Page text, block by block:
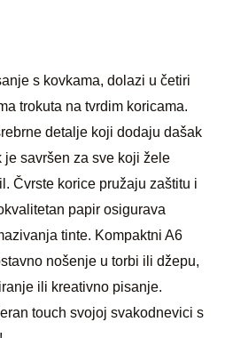
s kovkama, dolazi u četiri
trokuta na tvrdim koricama.
detalje koji dodaju dašak
savršen za sve koji žele
Čvrste korice pružaju zaštitu i
papir osigurava
tinte. Kompaktni A6
nošenje u torbi ili džepu,
ili kreativno pisanje.
touch svojoj svakodnevici s